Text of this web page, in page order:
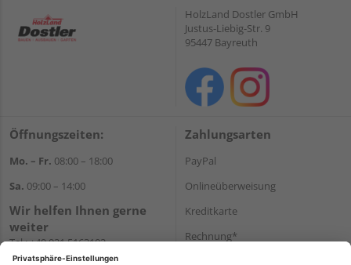
HolzLand Dostler GmbH
Justus-Liebig-Str. 9
95447 Bayreuth
Öffnungszeiten:
Mo. – Fr. 08:00 – 18:00
Sa. 09:00 – 14:00
Wir helfen Ihnen gerne
weiter
Tel.:+49 921 5163102
E-Mail:shop@dostler.de
Zahlungsarten
PayPal
Onlineüberweisung
Kreditkarte
Rechnung*